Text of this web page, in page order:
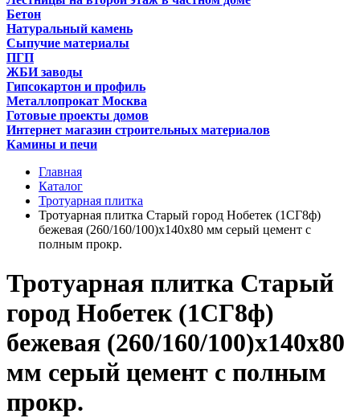
Бетон
Натуральный камень
Сыпучие материалы
ПГП
ЖБИ заводы
Гипсокартон и профиль
Металлопрокат Москва
Готовые проекты домов
Интернет магазин строительных материалов
Камины и печи
Главная
Каталог
Тротуарная плитка
Тротуарная плитка Старый город Нобетек (1СГ8ф)
бежевая (260/160/100)х140х80 мм серый цемент с
полным прокр.
Тротуарная плитка Старый
город Нобетек (1СГ8ф)
бежевая (260/160/100)х140х80
мм серый цемент с полным
прокр.